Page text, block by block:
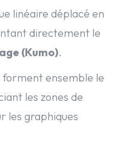
linéaire déplacé en
directement le
(Kumo).
forment ensemble le
les zones de
les graphiques